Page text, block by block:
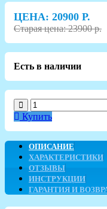
ЦЕНА: 20900 Р.
Старая цена: 23900 р.
Есть в наличии
Купить
ОПИСАНИЕ
ХАРАКТЕРИСТИКИ
ОТЗЫВЫ
ИНСТРУКЦИИ
ГАРАНТИЯ И